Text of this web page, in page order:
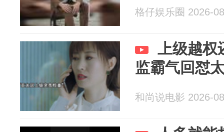
格仔娱乐圈 2026-
上级越权
监霸气回怼
和尚说电影 2026-